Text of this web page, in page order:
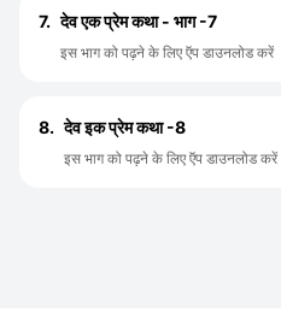
7. देव एक प्रेम कथा - भाग -7
इस भाग को पढ़ने के लिए ऍप डाउनलोड करें
8. देव इक प्रेम कथा -8
इस भाग को पढ़ने के लिए ऍप डाउनलोड करें